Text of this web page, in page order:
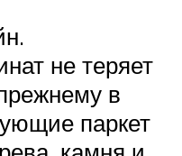
не теряет
в
паркет